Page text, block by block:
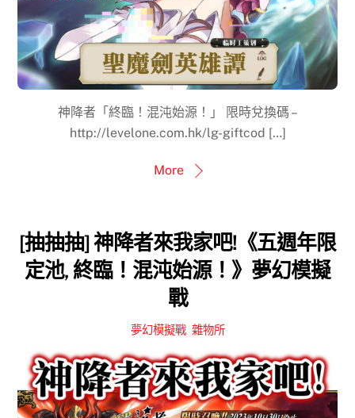
神降者「終臨！混沌始源！」 限時兌換碼 –
http://levelone.com.hk/lg-giftcod […]
More
[抽抽抽] 神降者來我家吧!《五週年限
定池, 終臨！混沌始源！》夢幻模擬
戰
夢幻模擬戰, 雜物所